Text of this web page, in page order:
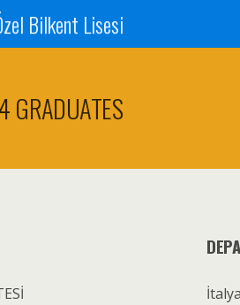
Bilkent Lisesi
GRADUATES